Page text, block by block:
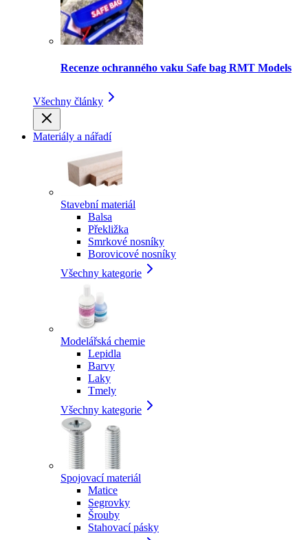
Recenze ochranného vaku Safe bag RMT Models
Všechny články
Materiály a nářadí
Stavební materiál
Balsa
Překližka
Smrkové nosníky
Borovicové nosníky
Všechny kategorie
Modelářská chemie
Lepidla
Barvy
Laky
Tmely
Všechny kategorie
Spojovací materiál
Matice
Segrovky
Šrouby
Stahovací pásky